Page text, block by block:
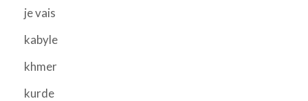
je vais
kabyle
khmer
kurde